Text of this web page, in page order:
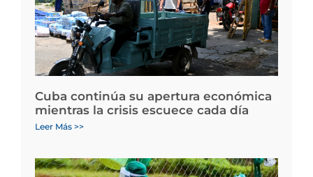
Cuba continúa su apertura económica
mientras la crisis escuece cada día
Leer Más >>